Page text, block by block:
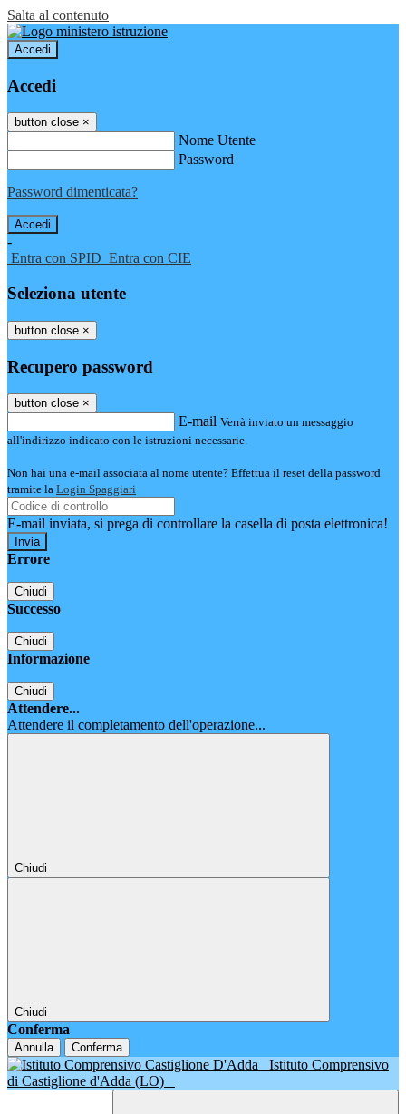
Salta al contenuto
Accedi
Accedi
button close ×
Nome Utente
Password
Password dimenticata?
-
Entra con SPID Entra con CIE
Seleziona utente
button close ×
Recupero password
button close ×
E-mail Verrà inviato un messaggio
all'indirizzo indicato con le istruzioni necessarie.
Non hai una e-mail associata al nome utente? Effettua il reset della password
tramite la Login Spaggiari
E-mail inviata, si prega di controllare la casella di posta elettronica!
Errore
Chiudi
Successo
Chiudi
Informazione
Chiudi
Attendere...
Attendere il completamento dell'operazione...
Chiudi
Chiudi
Conferma
Annulla Conferma
Istituto Comprensivo
di Castiglione d'Adda (LO)